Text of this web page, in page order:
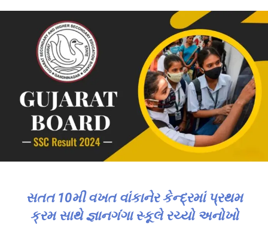
સતત 10મી વખત વાંકાનેર કેન્દ્રમાં પ્રથમ
ક્રમ સાથે જ્ઞાનગંગા સ્કૂલે રચ્યો અનોખો